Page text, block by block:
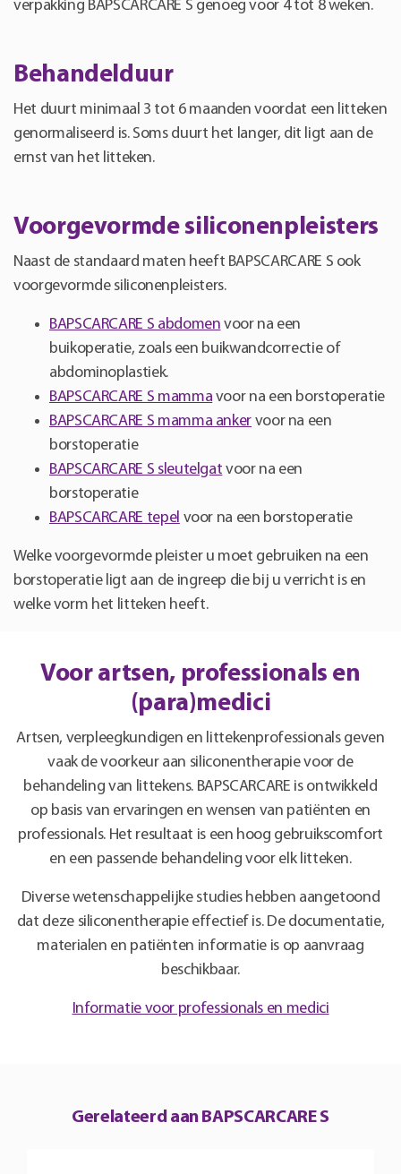
verpakking BAPSCARCARE S genoeg voor 4 tot 8 weken.
Behandelduur
Het duurt minimaal 3 tot 6 maanden voordat een litteken
genormaliseerd is. Soms duurt het langer, dit ligt aan de
ernst van het litteken.
Voorgevormde siliconenpleisters
Naast de standaard maten heeft BAPSCARCARE S ook
voorgevormde siliconenpleisters.
BAPSCARCARE S abdomen voor na een
buikoperatie, zoals een buikwandcorrectie of
abdominoplastiek.
BAPSCARCARE S mamma voor na een borstoperatie
BAPSCARCARE S mamma anker voor na een
borstoperatie
BAPSCARCARE S sleutelgat voor na een
borstoperatie
BAPSCARCARE tepel voor na een borstoperatie
Welke voorgevormde pleister u moet gebruiken na een
borstoperatie ligt aan de ingreep die bij u verricht is en
welke vorm het litteken heeft.
Voor artsen, professionals en
(para)medici
Artsen, verpleegkundigen en littekenprofessionals geven
vaak de voorkeur aan siliconentherapie voor de
behandeling van littekens. BAPSCARCARE is ontwikkeld
op basis van ervaringen en wensen van patiënten en
professionals. Het resultaat is een hoog gebruikscomfort
en een passende behandeling voor elk litteken.
Diverse wetenschappelijke studies hebben aangetoond
dat deze siliconentherapie effectief is. De documentatie,
materialen en patiënten informatie is op aanvraag
beschikbaar.
Informatie voor professionals en medici
Gerelateerd aan BAPSCARCARE S